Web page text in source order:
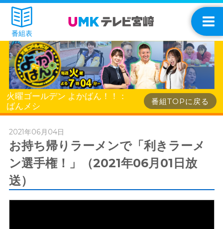
番組表
火曜ゴールデン よかばん！！：
ばんメシ
番組TOPに戻る
2021年06月04日
お持ち帰りラーメンで「利きラーメ
ン選手権！」（2021年06月01日放
送）